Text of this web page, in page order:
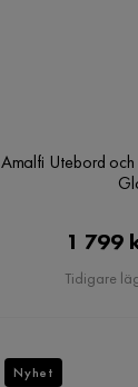
Amalfi Utebord
1 799
Tidigare
Nyhet